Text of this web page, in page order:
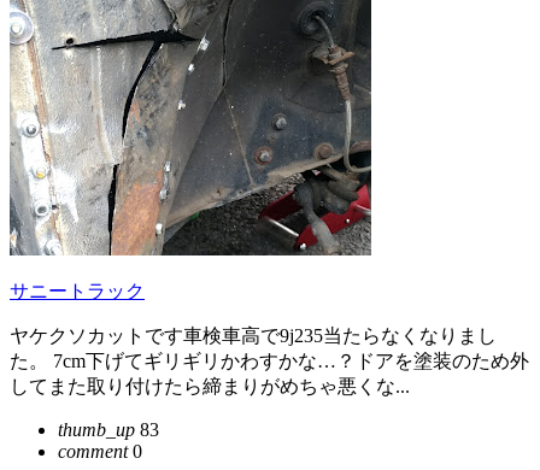
サニートラック
ヤケクソカットです車検車高で9j235当たらなくなりまし
た。 7cm下げてギリギリかわすかな…？ドアを塗装のため外
してまた取り付けたら締まりがめちゃ悪くな...
thumb_up 83
comment0